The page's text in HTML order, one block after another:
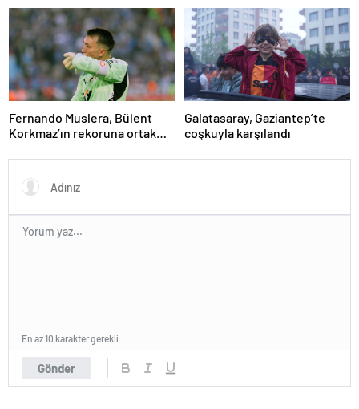
Fernando Muslera, Bülent
Korkmaz’ın rekoruna ortak
Galatasaray, Gaziantep’te
coşkuyla karşılandı
Gönder
En az 10 karakter gerekli